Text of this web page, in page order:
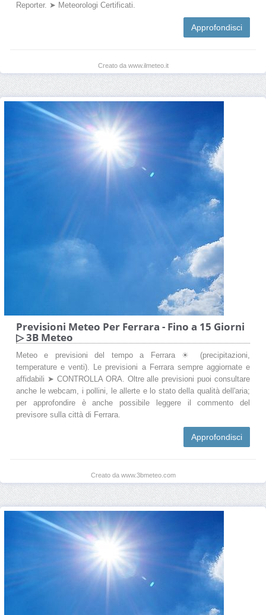
Reporter. ➤ Meteorologi Certificati.
Approfondisci
Creato da www.ilmeteo.it
Previsioni Meteo Per Ferrara - Fino a 15 Giorni
▷ 3B Meteo
Meteo e previsioni del tempo a Ferrara ☀ (precipitazioni,
temperature e venti). Le previsioni a Ferrara sempre aggiornate e
affidabili ➤ CONTROLLA ORA. Oltre alle previsioni puoi consultare
anche le webcam, i pollini, le allerte e lo stato della qualità dell'aria;
per approfondire è anche possibile leggere il commento del
previsore sulla città di Ferrara.
Approfondisci
Creato da www.3bmeteo.com